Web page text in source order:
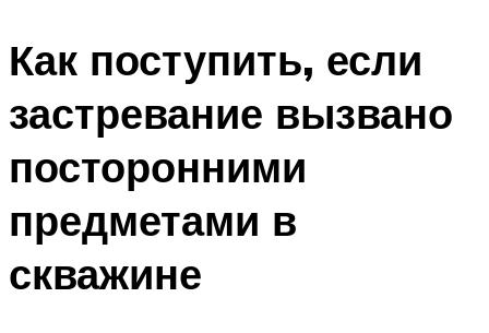
Как поступить, если
застревание вызвано
посторонними
предметами в
скважине